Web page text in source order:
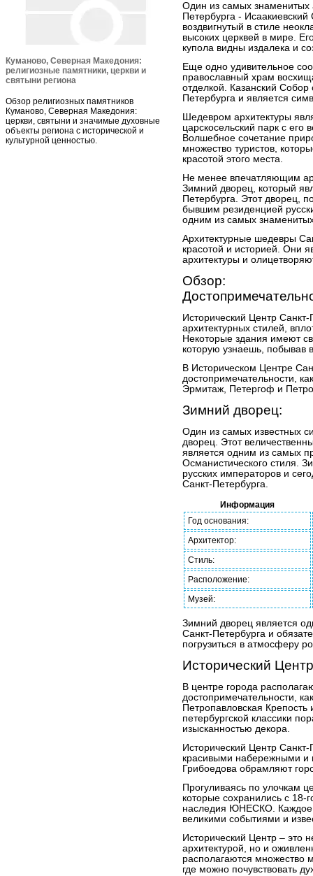
Куманово, Северная Македония:
религиозные памятники, церкви и
святыни региона
Обзор религиозных памятников
Куманово, Северная Македония:
церкви, святыни и значимые духовные
объекты региона с исторической и
культурной ценностью.
Один из самых знаменитых
Петербурга -
воздвигнутый в стиле
высоких церквей в мире.
купола видны издалека и
Еще одно удивительное
православный храм
отделкой. Казанский
Петербурга и является
Шедевром архитектуры
царскосельский парк с
Волшебное сочетание
множество туристов,
красотой этого места.
Не менее впечатляющим
Зимний дворец, который
Петербурга. Этот дворец,
бывшим резиденцией
одним из самых
Архитектурные шедевры
красотой и историей. Они
архитектуры и
Обзор:
Исторический Центр
архитектурных стилей,
Некоторые здания имеют
которую узнаешь, побывав
В Историческом Центре
достопримечательности,
Эрмитаж, Петергоф и
Зимний дворец:
Один из самых известных
дворец. Этот
является одним из самых
Османистического стиля.
русских императоров и
Санкт-Петербурга.
Информация
Год основания:
Архитектор:
Стиль:
Расположение:
Музей:
Зимний дворец является
Санкт-Петербурга и
погрузиться в атмосферу
Исторический
В центре города
достопримечательности,
Петропавловская
петербургской классики
изысканностью декора.
Исторический Центр
красивыми набережными
Грибоедова обрамляют
Прогуливаясь по улочкам
которые сохранились с 18-
наследия ЮНЕСКО. Каждое
великими событиями и
Исторический Центр – это
архитектурой, но и
располагаются множество
где можно почувствовать